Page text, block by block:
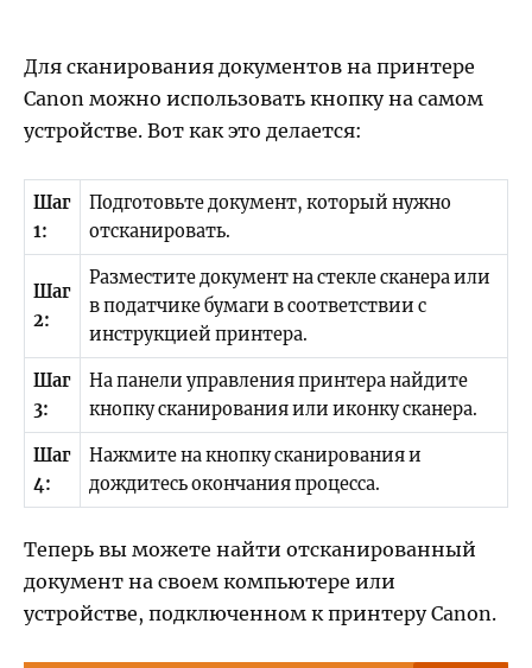
Для сканирования документов на принтере
Canon можно использовать кнопку на самом
устройстве. Вот как это делается:
Шаг
1:
Подготовьте документ, который нужно
отсканировать.
Шаг
2:
Разместите документ на стекле сканера или
в податчике бумаги в соответствии с
инструкцией принтера.
Шаг
3:
На панели управления принтера найдите
кнопку сканирования или иконку сканера.
Шаг
4:
Нажмите на кнопку сканирования и
дождитесь окончания процесса.
Теперь вы можете найти отсканированный
документ на своем компьютере или
устройстве, подключенном к принтеру Canon.